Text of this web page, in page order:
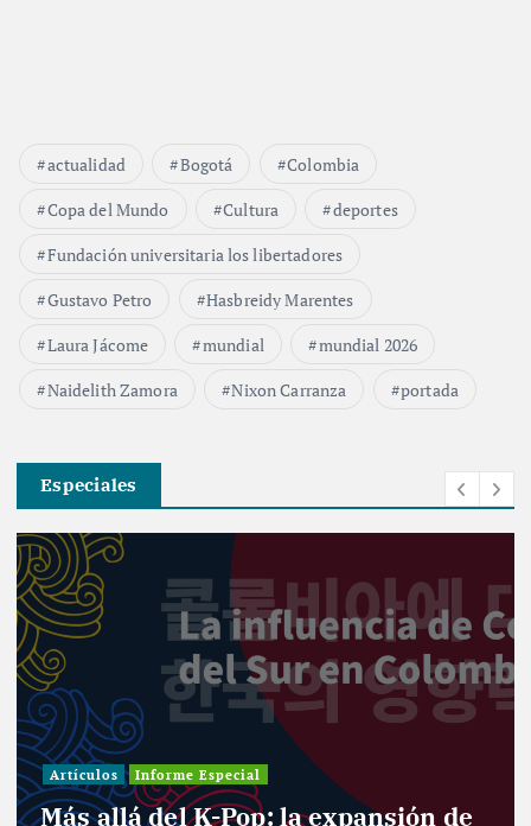
actualidad Bogotá
Colombia
Copa del Mundo
Cultura
deportes
Fundación universitaria los libertadores
Gustavo Petro
Hasbreidy Marentes
Laura Jácome
mundial
mundial 2026
Naidelith Zamora
Nixon Carranza portada
Especiales
Artículos Informe Especial
Más allá del K-Pop: la expansión de